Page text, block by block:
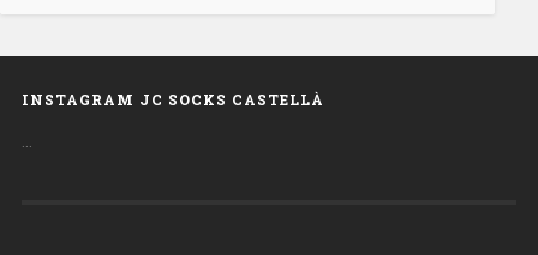
INSTAGRAM JC SOCKS CASTELLÀ